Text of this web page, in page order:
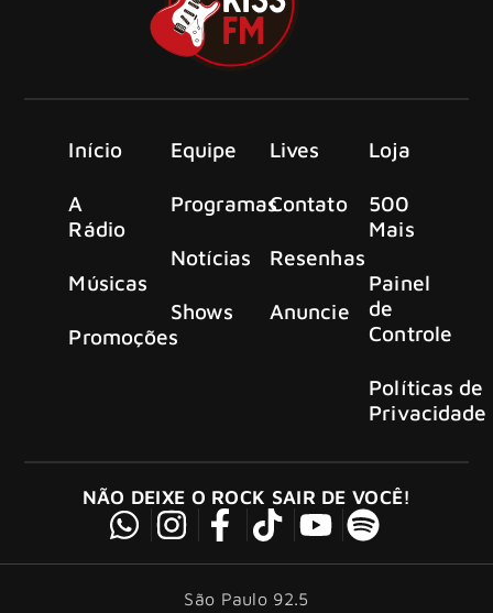
Início
A
Rádio
Músicas
Promoções
Equipe
Programas
Notícias
Shows
Lives
Contato
Resenhas
Anuncie
Loja
500
Mais
Painel
de
Controle
Políticas de
Privacidade
NÃO DEIXE O ROCK SAIR DE VOCÊ!
São Paulo 92.5